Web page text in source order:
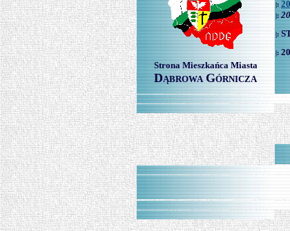
Strona Mieszkańca Miasta
DĄBROWA GÓRNICZA
|:
|:
|:
|: